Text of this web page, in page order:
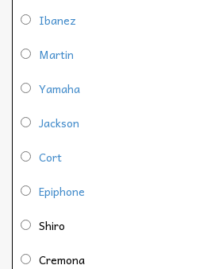
Ibanez
Martin
Yamaha
Jackson
Cort
Epiphone
Shiro
Cremona